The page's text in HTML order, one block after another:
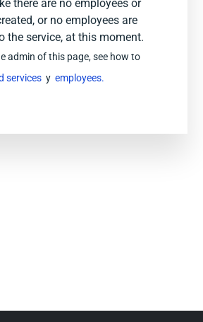
there are no employees or
or no employees are
the service, at this moment.
admin of this page, see how to
services y employees.